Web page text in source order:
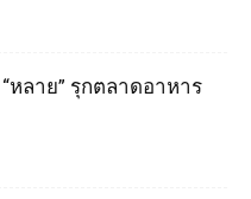
หลาย” รุกตลาดอาหาร